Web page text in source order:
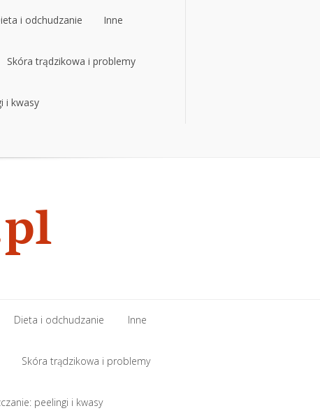
i odchudzanie
Dieta i odchudzanie
Inne
Inne
Skóra trądzikowa i problemy
Skóra trądzikowa i problemy
i kwasy
Dieta i odchudzanie
Dieta i odchudzanie
Inne
Inne
Skóra trądzikowa i problemy
Skóra trądzikowa i problemy
peelingi i kwasy